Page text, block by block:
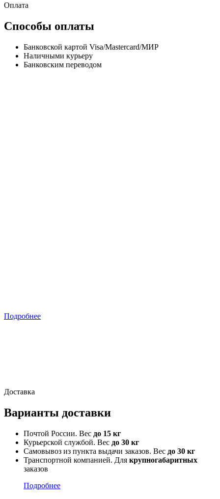
Оплата
Способы оплаты
Банковской картой Visa/Mastercard/МИР
Наличными курьеру
Банковским переводом
Подробнее
Доставка
Варианты доставки
Почтой России. Вес до 15 кг
Курьерской службой. Вес до 30 кг
Самовывоз из пункта выдачи заказов. Вес до 30 кг
Транспортной компанией. Для крупногабаритных
заказов
Подробнее